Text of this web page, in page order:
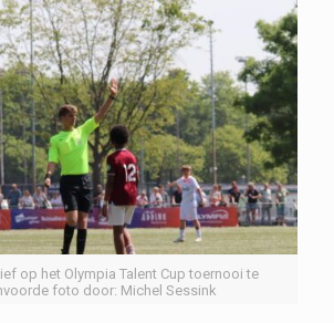
op het Olympia Talent Cup toernooi te
foto door: Michel Sessink